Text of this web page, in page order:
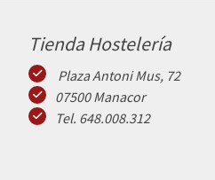
Tienda Hostelería
Plaza Antoni Mus, 72
07500 Manacor
Tel. 648.008.312